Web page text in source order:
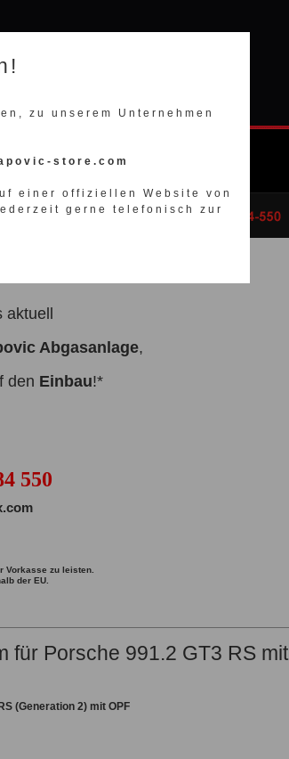
Abgasanlage,
den Einbau!*
550
Vorkasse zu leisten.
der EU.
für Porsche 991.2 GT3 RS mit
(Generation 2) mit OPF
zu unserem Unternehmen
store.com
einer offiziellen Website von
gerne telefonisch zur